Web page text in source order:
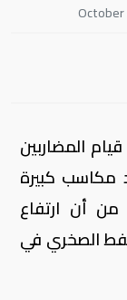
المضاربين
مكاسب كبيرة
أن ارتفاع
الصخري في